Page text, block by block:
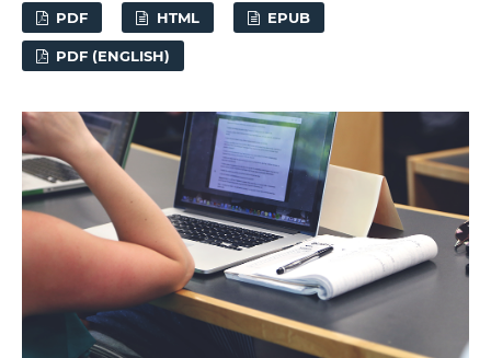
PDF HTML EPUB
PDF (ENGLISH)